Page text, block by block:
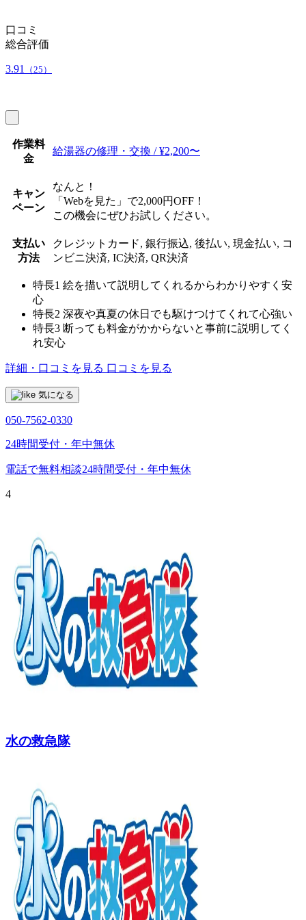
口コミ
総合評価
3.91 （25）
作業料
金
給湯器の修理・交換 / ¥2,200〜
キャン
ペーン
なんと！
「Webを見た」で2,000円OFF！
この機会にぜひお試しください。
支払い
方法
クレジットカード, 銀行振込, 後払い, 現金払い, コ
ンビニ決済, IC決済, QR決済
特長1 絵を描いて説明してくれるからわかりやすく安
心
特長2 深夜や真夏の休日でも駆けつけてくれて心強い
特長3 断っても料金がかからないと事前に説明してく
れ安心
詳細・口コミを見る 口コミを見る
気になる
050-7562-0330
24時間受付・年中無休
電話で無料相談24時間受付・年中無休
4
水の救急隊